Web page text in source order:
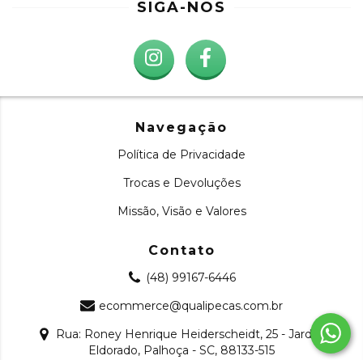
SIGA-NOS
Navegação
Política de Privacidade
Trocas e Devoluções
Missão, Visão e Valores
Contato
(48) 99167-6446
ecommerce@qualipecas.com.br
Rua: Roney Henrique Heiderscheidt, 25 - Jardim
Eldorado, Palhoça - SC, 88133-515